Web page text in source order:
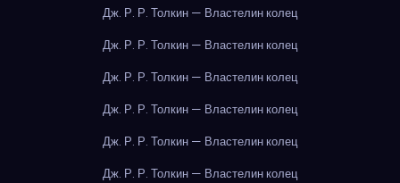
Дж. Р. Р. Толкин — Властелин колец
Дж. Р. Р. Толкин — Властелин колец
Дж. Р. Р. Толкин — Властелин колец
Дж. Р. Р. Толкин — Властелин колец
Дж. Р. Р. Толкин — Властелин колец
Дж. Р. Р. Толкин — Властелин колец